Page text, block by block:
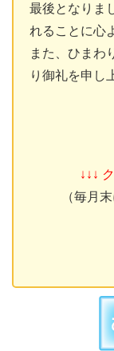
最後となりま
れることに心
また、ひまわ
り御礼を申し
↓↓↓
（毎月